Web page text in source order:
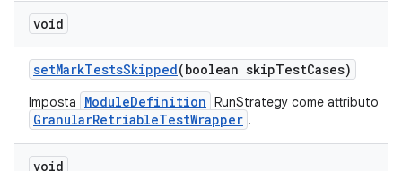
void
setMarkTestsSkipped(boolean skipTestCases)
Imposta ModuleDefinition RunStrategy come attributo
GranularRetriableTestWrapper .
void